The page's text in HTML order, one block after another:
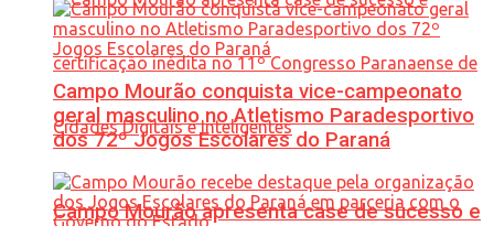
Campo Mourão apresenta case de sucesso e
Campo Mourão conquista vice-campeonato
geral masculino no Atletismo Paradesportivo
dos 72º Jogos Escolares do Paraná